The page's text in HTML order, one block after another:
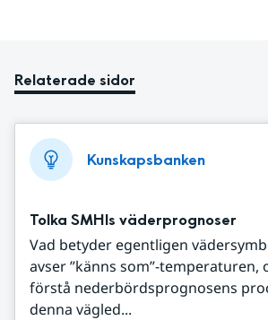
Relaterade sidor
Kunskapsbanken
Tolka SMHIs väderprognoser
Vad betyder egentligen
avser ”känns som”-temperaturen,
förstå nederbördsprognosens
denna vägled...